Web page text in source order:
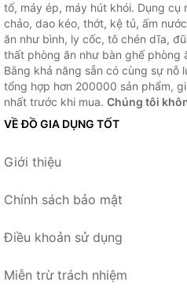
tố, máy ép, máy hút khói. Dụng cụ
chảo, dao kéo, thớt, kệ tủ, ấm
ăn như bình, ly cốc, tô chén dĩa,
thất phòng ăn như bàn ghế phòng
Bằng khả năng sẵn có cùng sự
tổng hợp hơn 200000 sản phẩm,
nhất trước khi mua. Chúng tôi
VỀ ĐỒ GIA DỤNG TỐT
Giới thiệu
Chính sách bảo mật
Điều khoản sử dụng
Miễn trừ trách nhiệm